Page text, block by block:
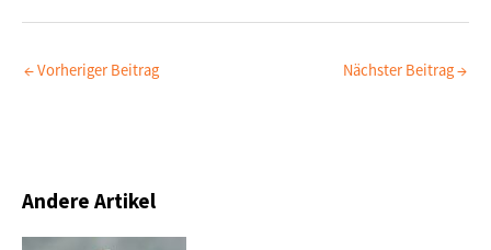
←Vorheriger Beitrag Nächster Beitrag→
Andere Artikel